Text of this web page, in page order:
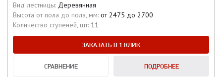
Вид лестницы: Деревянная
Высота от пола до пола, мм: от 2475 до 2700
Количество ступеней, шт: 11
ЗАКАЗАТЬ В 1 КЛИК
СРАВНЕНИЕ ПОДРОБНЕЕ